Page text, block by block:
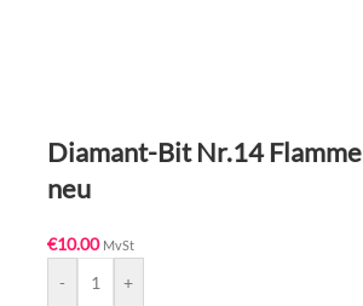
Diamant-Bit Nr.14 Flamme
neu
€10.00 MvSt
-
+